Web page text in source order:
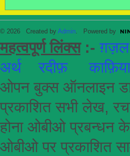
© 2026 Created by Admin . Powered by
महत्वपूर्ण लिंक्स :- ग़ज़ल
अर्थ
रदीफ़ काफ़िया
ओपन बुक्स ऑनलाइन
प्रकाशित सभी लेख,
होना ओबीओप्रबन्धन
ओबीओ पर प्रकाशित